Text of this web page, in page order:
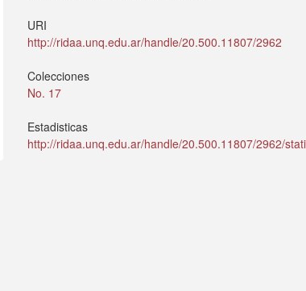
URI
http://ridaa.unq.edu.ar/handle/20.500.11807/2962
Colecciones
No. 17
Estadisticas
http://ridaa.unq.edu.ar/handle/20.500.11807/2962/